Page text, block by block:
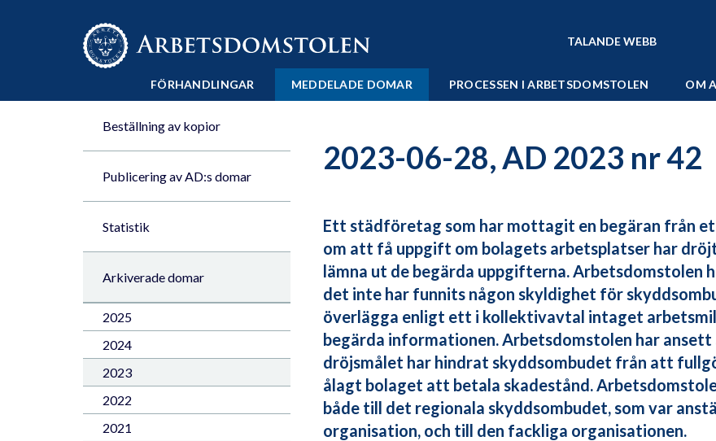
Till innehåll på sidan x
TALANDE WEBB
FÖRHANDLINGAR MEDDELADE DOMAR PROCESSEN I ARBETSDOMSTOLEN OM
Beställning av kopior
Publicering av AD:s domar
Statistik
Arkiverade domar
2025
2024
2023
2022
2021
2023-06-28, AD 2023 nr 42
Ett städföretag som har mottagit en begäran från
om att få uppgift om bolagets arbetsplatser har
lämna ut de begärda uppgifterna. Arbetsdomstolen
det inte har funnits någon skyldighet för
överlägga enligt ett i kollektivavtal intaget
begärda informationen. Arbetsdomstolen har
dröjsmålet har hindrat skyddsombudet från att
ålagt bolaget att betala skadestånd.
både till det regionala skyddsombudet, som var
organisation, och till den fackliga organisationen.